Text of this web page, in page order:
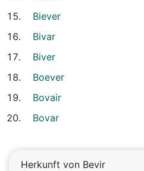
Biever
Bivar
Biver
Boever
Bovair
Bovar
Herkunft von Bevir